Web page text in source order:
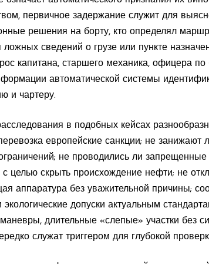
первичное задержание служит для
решения на борту, кто определял
ложных сведений о грузе или пункте
капитана, старшего механика, офицера по
автоматической системы
и чартеру.
в подобных кейсах
европейские санкции; не занижают
не проводились ли запрещенные
целью скрыть происхождение нефти; не
аппаратура без уважительной причины;
допуски актуальным
длительные «слепые» участки без
служат триггером для глубокой